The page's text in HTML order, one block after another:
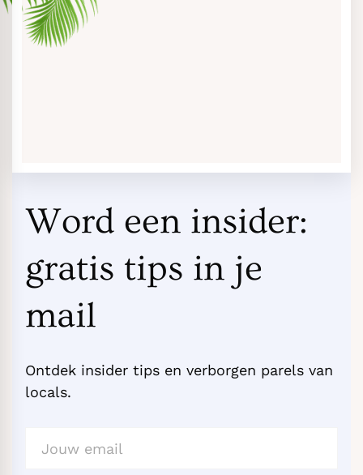
Word een insider:
gratis tips in je
mail
Ontdek insider tips en verborgen parels van
locals.